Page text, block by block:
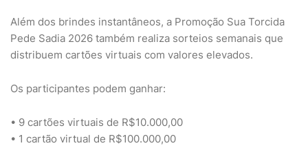
Além dos brindes instantâneos, a Promoção Sua Torcida
Pede Sadia 2026 também realiza sorteios semanais que
distribuem cartões virtuais com valores elevados.
Os participantes podem ganhar:
• 9 cartões virtuais de R$10.000,00
• 1 cartão virtual de R$100.000,00